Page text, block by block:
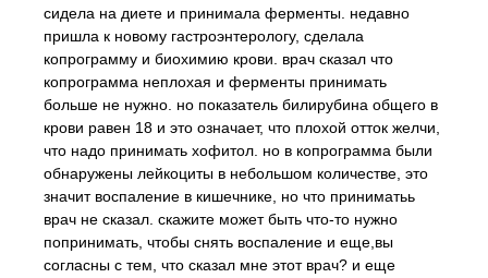
сидела на диете и принимала ферменты. недавно
пришла к новому гастроэнтерологу, сделала
копрограмму и биохимию крови. врач сказал что
копрограмма неплохая и ферменты принимать
больше не нужно. но показатель билирубина общего в
крови равен 18 и это означает, что плохой отток желчи,
что надо принимать хофитол. но в копрограмма были
обнаружены лейкоциты в небольшом количестве, это
значит воспаление в кишечнике, но что приниматьь
врач не сказал. скажите может быть что-то нужно
попринимать, чтобы снять воспаление и еще,вы
согласны с тем, что сказал мне этот врач? и еще